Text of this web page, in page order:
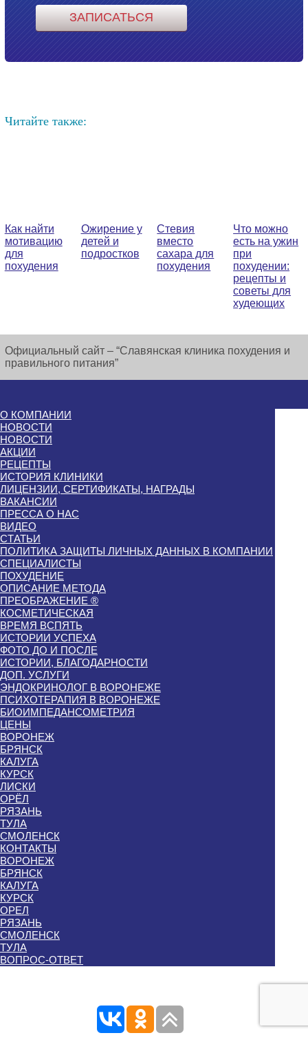
Читайте также:
Как найти
мотивацию
для
похудения
Ожирение у
детей и
подростков
Стевия
вместо
сахара для
похудения
Что можно
есть на ужин
при
похудении:
рецепты и
советы для
худеющих
Официальный сайт – “Славянская клиника похудения и
правильного питания”
О КОМПАНИИ
НОВОСТИ
НОВОСТИ
АКЦИИ
РЕЦЕПТЫ
ИСТОРИЯ КЛИНИКИ
ЛИЦЕНЗИИ, СЕРТИФИКАТЫ, НАГРАДЫ
ВАКАНСИИ
ПРЕССА О НАС
ВИДЕО
СТАТЬИ
ПОЛИТИКА ЗАЩИТЫ ЛИЧНЫХ ДАННЫХ В КОМПАНИИ
СПЕЦИАЛИСТЫ
ПОХУДЕНИЕ
ОПИСАНИЕ МЕТОДА
ПРЕОБРАЖЕНИЕ ®
КОСМЕТИЧЕСКАЯ
ВРЕМЯ ВСПЯТЬ
ИСТОРИИ УСПЕХА
ФОТО ДО И ПОСЛЕ
ИСТОРИИ, БЛАГОДАРНОСТИ
ДОП. УСЛУГИ
ЭНДОКРИНОЛОГ В ВОРОНЕЖЕ
ПСИХОТЕРАПИЯ В ВОРОНЕЖЕ
БИОИМПЕДАНСОМЕТРИЯ
ЦЕНЫ
ВОРОНЕЖ
БРЯНСК
КАЛУГА
КУРСК
ЛИСКИ
ОРЁЛ
РЯЗАНЬ
ТУЛА
СМОЛЕНСК
КОНТАКТЫ
ВОРОНЕЖ
БРЯНСК
КАЛУГА
КУРСК
ОРЕЛ
РЯЗАНЬ
СМОЛЕНСК
ТУЛА
ВОПРОС-ОТВЕТ